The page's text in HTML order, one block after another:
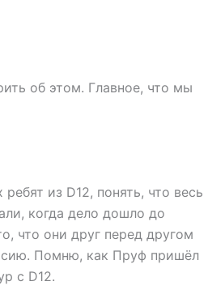
об этом. Главное, что мы
из D12, понять, что весь
когда дело дошло до
что они друг перед другом
Помню, как Пруф пришёл
с D12.